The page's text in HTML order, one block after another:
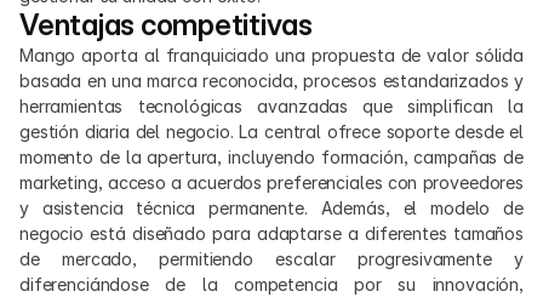
Ventajas competitivas
Mango aporta al franquiciado una propuesta de valor sólida
basada en una marca reconocida, procesos estandarizados y
herramientas tecnológicas avanzadas que simplifican la
gestión diaria del negocio. La central ofrece soporte desde el
momento de la apertura, incluyendo formación, campañas de
marketing, acceso a acuerdos preferenciales con proveedores
y asistencia técnica permanente. Además, el modelo de
negocio está diseñado para adaptarse a diferentes tamaños
de mercado, permitiendo escalar progresivamente y
diferenciándose de la competencia por su innovación,